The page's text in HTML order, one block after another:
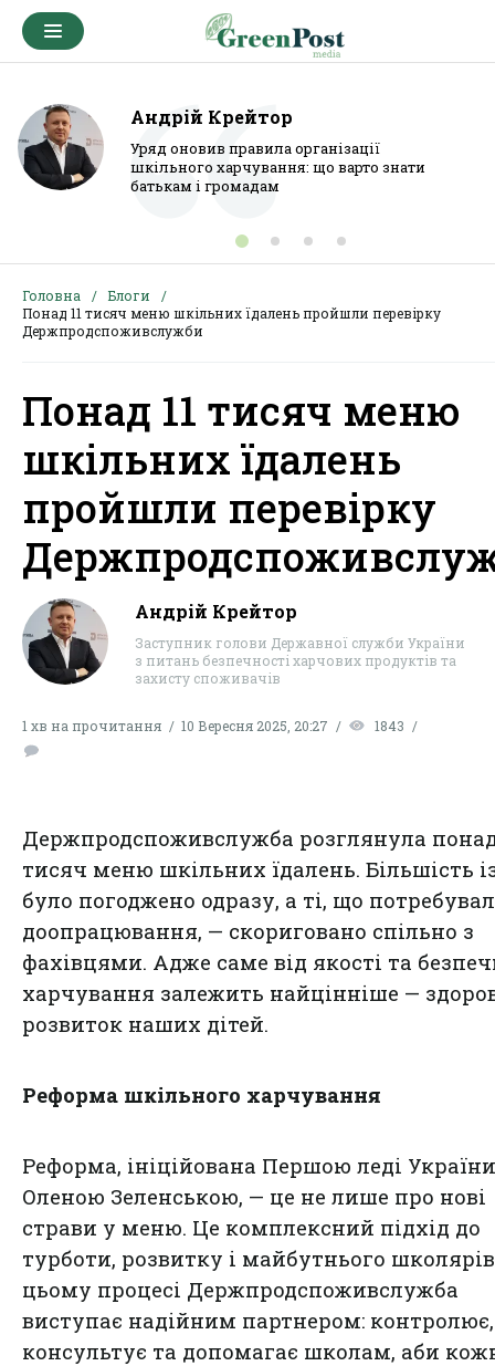
Андрій Крейтор
Уряд оновив правила організації
шкільного харчування: що варто знати
батькам і громадам
Головна
Блоги
Понад 11 тисяч меню шкільних їдалень пройшли перевірку
Держпродспоживслужби
Понад 11 тисяч меню
шкільних їдалень
пройшли перевірку
Андрій Крейтор
Заступник голови Державної служби України
з питань безпечності харчових продуктів та
захисту споживачів
1 хв на прочитання 10 Вересня 2025, 20:27 1843
Держпродспоживслужба розглянула понад
тисяч меню шкільних їдалень. Більшість
було погоджено одразу, а ті, що
доопрацювання, — скориговано спільно з
фахівцями. Адже саме від якості та
харчування залежить найцінніше —
розвиток наших дітей.
Реформа шкільного харчування
Реформа, ініційована Першою леді України
Оленою Зеленською, — це не лише про нові
страви у меню. Це комплексний підхід до
турботи, розвитку і майбутнього
цьому процесі Держпродспоживслужба
виступає надійним партнером: контролює,
консультує та допомагає школам, аби